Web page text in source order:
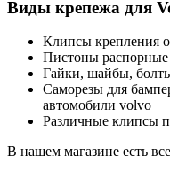
Виды крепежа для
Клипсы крепления
Пистоны распорные
Гайки, шайбы,
Саморезы для
автомобили volvo
Различные клипсы
В нашем магазине есть